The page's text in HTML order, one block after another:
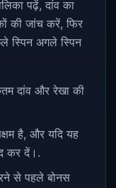
पढ़ें, दांव का
की जांच करें, फिर
स्पिन अगले स्पिन
दांव और रेखा की
है, और यदि यह
कर दें।.
से पहले बोनस